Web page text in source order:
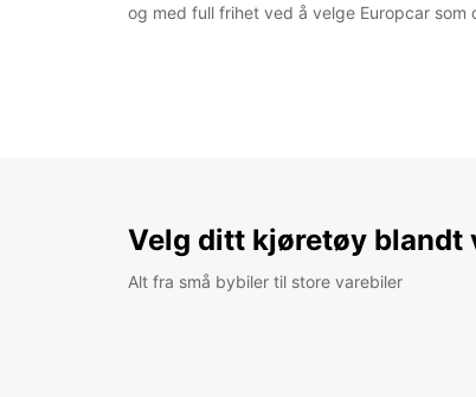
og med full frihet ved å velge Europcar som
Velg ditt kjøretøy blandt
Alt fra små bybiler til store varebiler